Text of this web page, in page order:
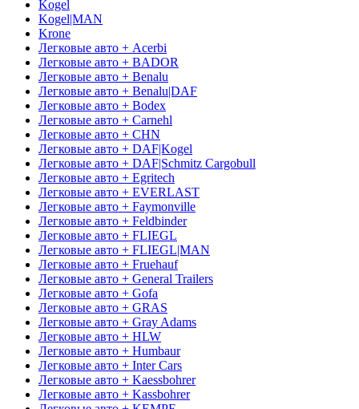
Kogel
Kogel|MAN
Krone
Легковые авто + Acerbi
Легковые авто + BADOR
Легковые авто + Benalu
Легковые авто + Benalu|DAF
Легковые авто + Bodex
Легковые авто + Carnehl
Легковые авто + CHN
Легковые авто + DAF|Kogel
Легковые авто + DAF|Schmitz Cargobull
Легковые авто + Egritech
Легковые авто + EVERLAST
Легковые авто + Faymonville
Легковые авто + Feldbinder
Легковые авто + FLIEGL
Легковые авто + FLIEGL|MAN
Легковые авто + Fruehauf
Легковые авто + General Trailers
Легковые авто + Gofa
Легковые авто + GRAS
Легковые авто + Gray Adams
Легковые авто + HLW
Легковые авто + Humbaur
Легковые авто + Inter Cars
Легковые авто + Kaessbohrer
Легковые авто + Kassbohrer